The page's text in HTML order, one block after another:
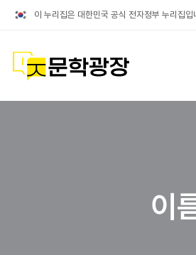
이 누리집은 대한민국 공식 전자정부 누리집입
문학광장
이